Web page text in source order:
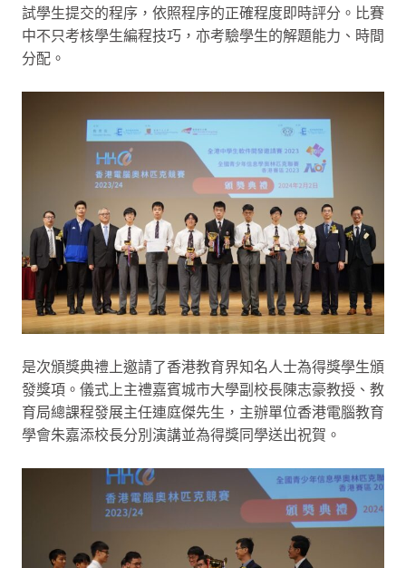
試學生提交的程序，依照程序的正確程度即時評分。比賽
中不只考核學生編程技巧，亦考驗學生的解題能力、時間
分配。
是次頒獎典禮上邀請了香港教育界知名人士為得獎學生頒
發獎項。儀式上主禮嘉賓城市大學副校長陳志豪教授、教
育局總課程發展主任連庭傑先生，主辦單位香港電腦教育
學會朱嘉添校長分別演講並為得獎同學送出祝賀。